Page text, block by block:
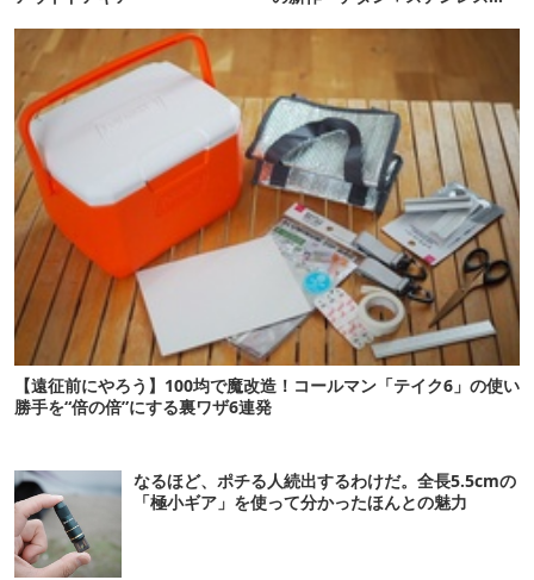
【遠征前にやろう】100均で魔改造！コールマン「テイク6」の使い
勝手を“倍の倍”にする裏ワザ6連発
なるほど、ポチる人続出するわけだ。全長5.5cmの
「極小ギア」を使って分かったほんとの魅力